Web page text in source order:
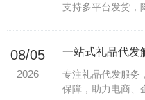
支持多平台发货，
08/05
2026
专注礼品代发服务
保障，助力电商、